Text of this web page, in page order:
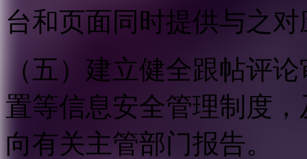
台和页面同时提供与之
（五）建立健全跟帖评
置等信息安全管理制度
向有关主管部门报告。